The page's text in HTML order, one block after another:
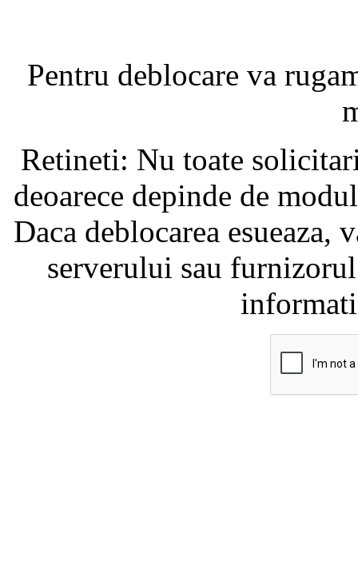
Pentru deblocare va
Retineti: Nu toate
deoarece depinde de
Daca deblocarea
serverului sau